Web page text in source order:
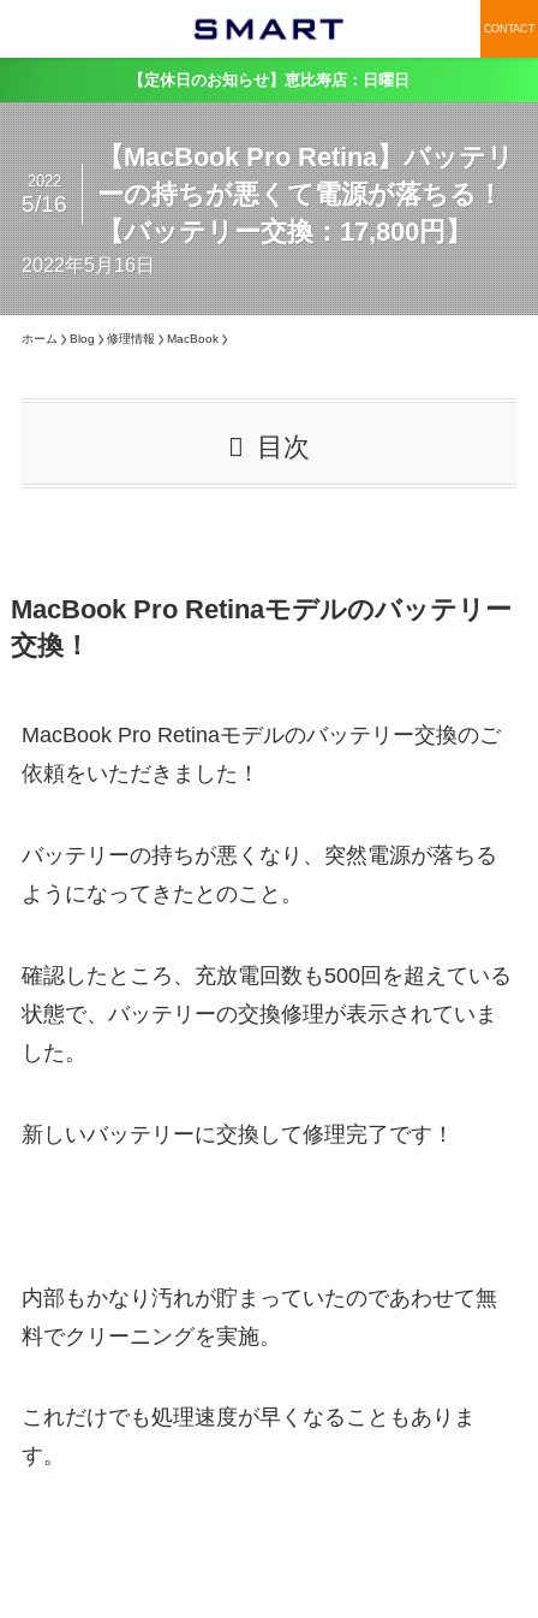
CONTACT
【定休日のお知らせ】恵比寿店：日曜日
【MacBook Pro Retina】バッテリ
ーの持ちが悪くて電源が落ちる！
【バッテリー交換：17,800円】
2022
5/16
2022年5月16日
ホーム Blog 修理情報 MacBook
目次
MacBook Pro Retinaモデルのバッテリー
交換！
MacBook Pro Retinaモデルのバッテリー交換のご
依頼をいただきました！
バッテリーの持ちが悪くなり、突然電源が落ちる
ようになってきたとのこと。
確認したところ、充放電回数も500回を超えている
状態で、バッテリーの交換修理が表示されていま
した。
新しいバッテリーに交換して修理完了です！
内部もかなり汚れが貯まっていたのであわせて無
料でクリーニングを実施。
これだけでも処理速度が早くなることもありま
す。